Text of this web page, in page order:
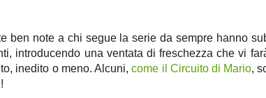
ben note a chi segue la serie da sempre hanno
introducendo una ventata di freschezza che vi
inedito o meno. Alcuni,come il Circuito di Mario,